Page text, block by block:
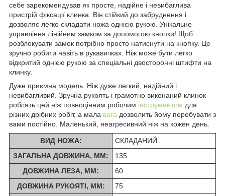
себе зарекомендував як просте, надійне і невибаглива
пристрій фіксації клинка. Він стійкий до забруднення і
дозволяє легко складати ножа однією рукою. Унікальне
управління лінійним замком за допомогою кнопки! Щоб
розблокувати замок потрібно просто натиснути на кнопку. Це
зручно робити навіть в рукавичках. Ніж може бути легко
відкритий однією рукою за спеціальні двосторонні штифти на
клинку.
Дуже приємна модель. Ніж дуже легкий, надійний і
невибагливий. Зручна рукоять і грамотно виконаний клинок
роблять цей ніж повноцінним робочим інструментом для
різних дрібних робіт, а мала вага дозволить йому перебувати з
вами постійно. Маленький, неагресивний ніж на кожен день.
ВИД НОЖА:
СКЛАДАНИЙ
ЗАГАЛЬНА ДОВЖИНА, ММ:
135
ДОВЖИНА ЛЕЗА, ММ:
60
ДОВЖИНА РУКОЯТІ, ММ:
75